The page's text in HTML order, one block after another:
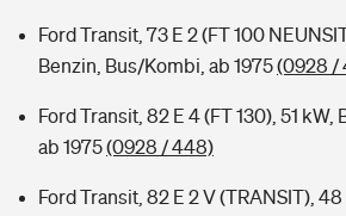
Ford Transit, 73 E 2 (FT 100
Benzin, Bus/Kombi, ab 1975(0928 /
Ford Transit, 82 E 4 (FT 130), 51 kW,
ab 1975(0928 / 448)
Ford Transit, 82 E 2 V (TRANSIT), 48